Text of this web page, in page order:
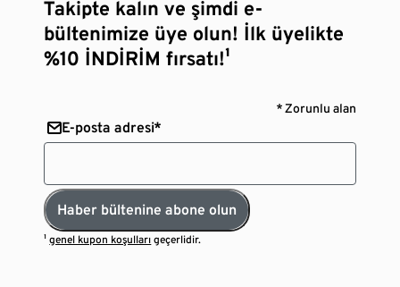
Takipte kalın ve şimdi e-
bültenimize üye olun! İlk üyelikte
%10 İNDİRİM fırsatı!¹
* Zorunlu alan
E-posta adresi*
Haber bültenine abone olun
¹genel kupon koşulları geçerlidir.